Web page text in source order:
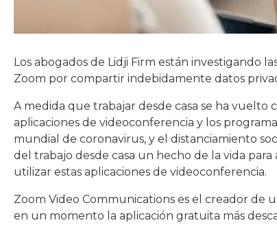
Los abogados de Lidji Firm están investigando
Zoom por compartir indebidamente datos
A medida que trabajar desde casa se ha vuelto
aplicaciones de videoconferencia y los
mundial de coronavirus, y el distanciamiento
del trabajo desde casa un hecho de la vida
utilizar estas aplicaciones de videoconferencia.
Zoom Video Communications es el creador de
en un momento la aplicación gratuita más